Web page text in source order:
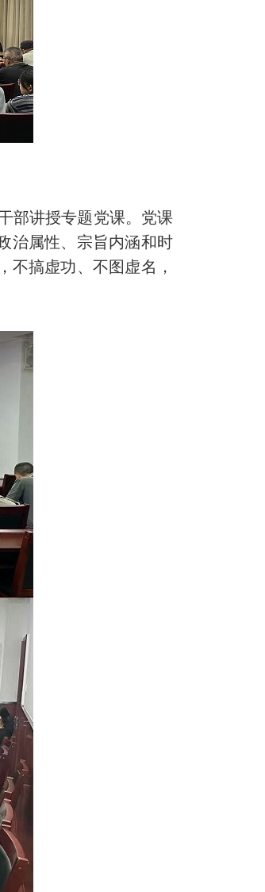
部讲授专题党课。党课
治属性、宗旨内涵和时
不搞虚功、不图虚名，